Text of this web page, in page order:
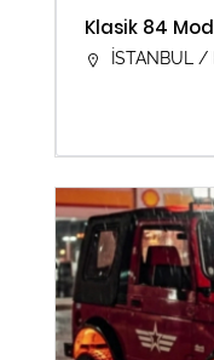
Klasik 84
İSTANBUL /